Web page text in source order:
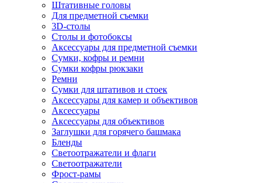
Штативные головы
Для предметной съемки
3D-столы
Столы и фотобоксы
Аксессуары для предметной съемки
Сумки, кофры и ремни
Сумки кофры рюкзаки
Ремни
Сумки для штативов и стоек
Аксессуары для камер и объективов
Аксессуары
Аксессуары для объективов
Заглушки для горячего башмака
Бленды
Светоотражатели и флаги
Светоотражатели
Фрост-рамы